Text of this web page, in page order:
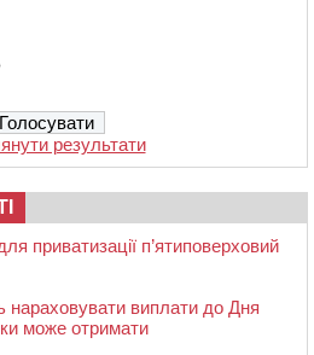
результати
приватизації п’ятиповерховий
нараховувати виплати до Дня
може отримати